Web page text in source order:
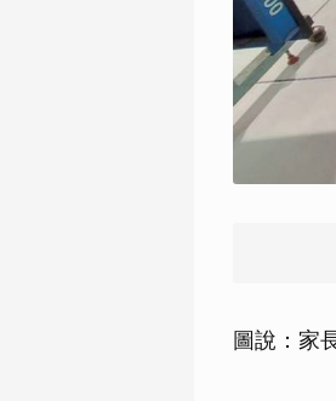
圖說：家